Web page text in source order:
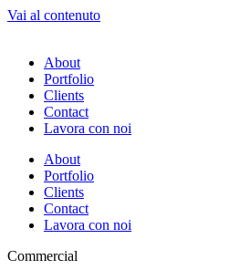
Vai al contenuto
About
Portfolio
Clients
Contact
Lavora con noi
About
Portfolio
Clients
Contact
Lavora con noi
Commercial